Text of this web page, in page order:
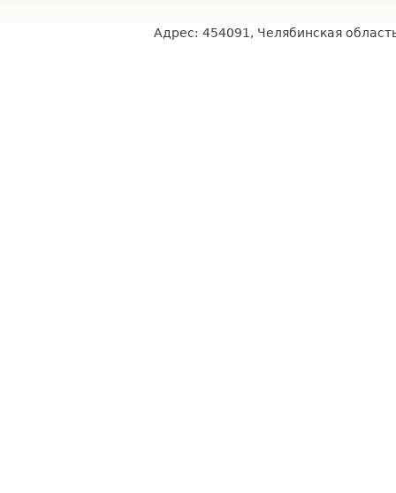
Адрес: 454091, Челябинская